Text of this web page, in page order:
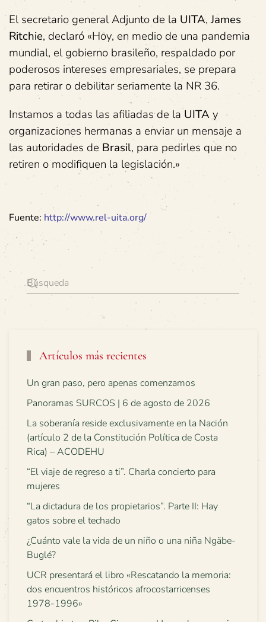
El secretario general Adjunto de la UITA,James
Ritchie, declaró «Hoy, en medio de una pandemia
mundial, el gobierno brasileño, respaldado por
poderosos intereses empresariales, se prepara
para retirar o debilitar seriamente la NR 36.
Instamos a todas las afiliadas de la UITA y
organizaciones hermanas a enviar un mensaje a
las autoridades de Brasil, para pedirles que no
retiren o modifiquen la legislación.»
Fuente: http://www.rel-uita.org/
Artículos más recientes
Un gran paso, pero apenas comenzamos
Panoramas SURCOS | 6 de agosto de 2026
La soberanía reside exclusivamente en la Nación
(artículo 2 de la Constitución Política de Costa
Rica) – ACODEHU
“El viaje de regreso a ti”. Charla concierto para
mujeres
“La dictadura de los propietarios”. Parte II: Hay
gatos sobre el techado
¿Cuánto vale la vida de un niño o una niña Ngäbe-
Buglé?
UCR presentará el libro «Rescatando la memoria:
dos encuentros históricos afrocostarricenses
1978-1996»